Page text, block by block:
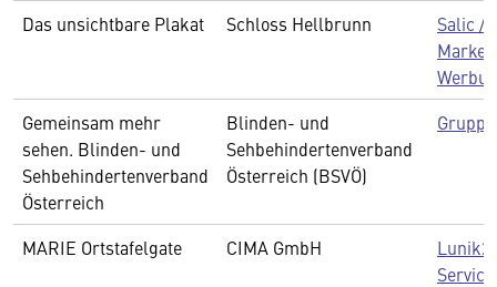
Das unsichtbare Plakat
Schloss Hellbrunn
Salic /
Marke,
Gemeinsam mehr
sehen. Blinden- und
Sehbehindertenverband
Österreich
Blinden- und
Sehbehindertenverband
Österreich (BSVÖ)
MARIE Ortstafelgate CIMA GmbH
Lunik2